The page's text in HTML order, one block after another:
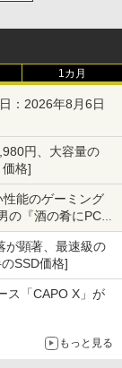
1カ月
：2026年8月6日
円、大容量の
価格]
能のゲーミング
『酒の肴にPCゲ
が顕著、最速級の
のSSD価格]
ス「CAPO X」が
もっと見る